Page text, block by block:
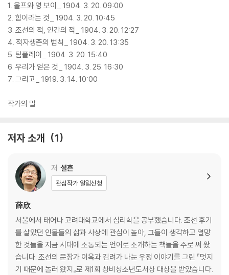
1. 울프와 영 보이_ 1904. 3. 20. 09:00
2. 힘이라는 것_ 1904. 3. 20. 10:45
3. 조선의 적, 인간의 적_ 1904. 3. 20. 12:27
4. 적자생존의 법칙_ 1904. 3. 20. 13:35
5. 팀플레이_ 1904. 3. 20. 15:40
6. 우리가 얻은 것_ 1904. 3. 25. 16:30
7. 그리고_ 1919. 3. 14. 10:00
작가의 말
저자 소개 1
저 설흔
관심작가 알림신청
薛欣
서울에서 태어나 고려대학교에서 심리학을 공부했습니다. 조선 후기
를 살았던 인물들의 삶과 사상에 관심이 높아, 그들이 생각하고 열망
한 것들을 지금 시대에 소통되는 언어로 소개하는 책들을 주로 써 왔
습니다. 조선의 문장가 이옥과 김려가 나눈 우정 이야기를 그린 『멋지
기 때문에 놀러 왔지』로 제1회 창비청소년도서상 대상을 받았습니다.